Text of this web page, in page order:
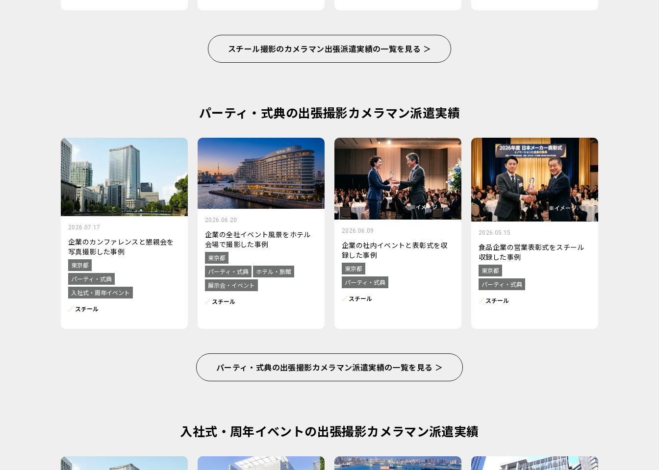
スチール撮影のカメラマン出張派遣実績の一覧を見る ＞
パーティ・式典の出張撮影カメラマン派遣実績
2026.07.17
企業のカンファレンスと懇親会を
写真撮影した事例
東京都
パーティ・式典
入社式・周年イベント
スチール
2026.06.20
企業の全社イベント風景をホテル
会場で撮影した事例
東京都
パーティ・式典
ホテル・旅館
展示会・イベント
スチール
2026.06.09
企業の社内イベントと表彰式を収
録した事例
東京都
パーティ・式典
スチール
2026.05.15
食品企業の営業表彰式をスチール
収録した事例
東京都
パーティ・式典
スチール
パーティ・式典の出張撮影カメラマン派遣実績の一覧を見る ＞
入社式・周年イベントの出張撮影カメラマン派遣実績